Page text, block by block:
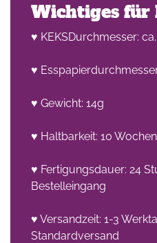
Wichtiges für
♥ KEKSDurchmesser:
♥
♥ Gewicht: 14g
♥ Haltbarkeit: 10
♥ Fertigungsdauer: 24
Bestelleingang
♥ Versandzeit: 1-3
Standardversand